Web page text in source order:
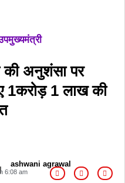
अनुशंसा पर
1करोड़ 1 लाख की
ashwani agrawal
6:08 am